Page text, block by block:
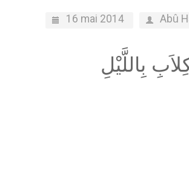
16 mai 2014 Abû
بِاللَّيْلِ